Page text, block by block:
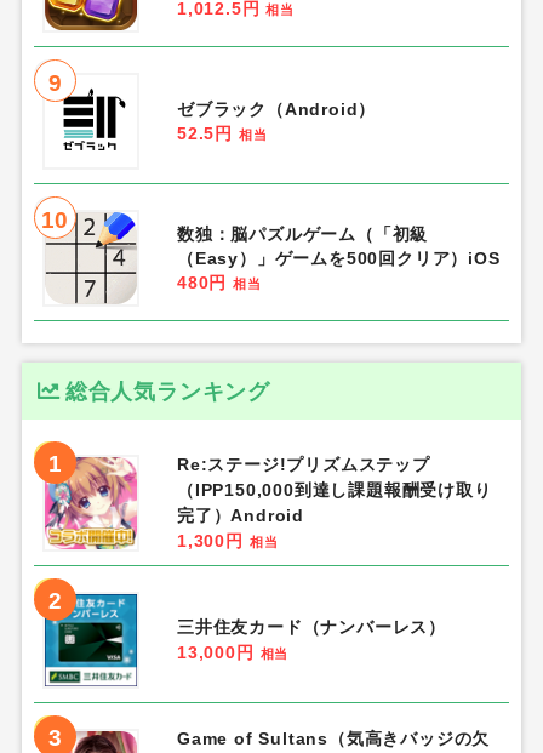
1,012.5円 相当
9
ゼブラック（Android）
52.5円
相当
10
数独：脳パズルゲーム（「初級
（Easy）」ゲームを500回クリア）iOS
480円
相当
総合人気ランキング
1
Re:ステージ!プリズムステップ
（IPP150,000到達し課題報酬受け取り
完了）Android
1,300円
相当
2
三井住友カード（ナンバーレス）
13,000円
相当
3
Game of Sultans（気高きバッジの欠